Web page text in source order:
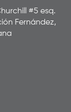
#5 esq.
Fernández,